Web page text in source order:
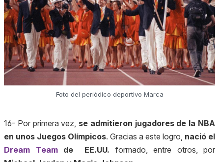
Foto del periódico deportivo Marca
16- Por primera vez, se admitieron jugadores de la NBA
en unos Juegos Olímpicos. Gracias a este logro, nació el
Dream Teamde EE.UU. formado, entre otros, por